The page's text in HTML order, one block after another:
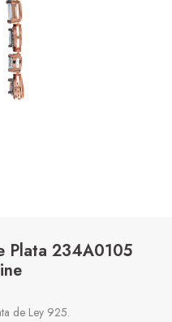
Plata 234A0105
de Ley 925.